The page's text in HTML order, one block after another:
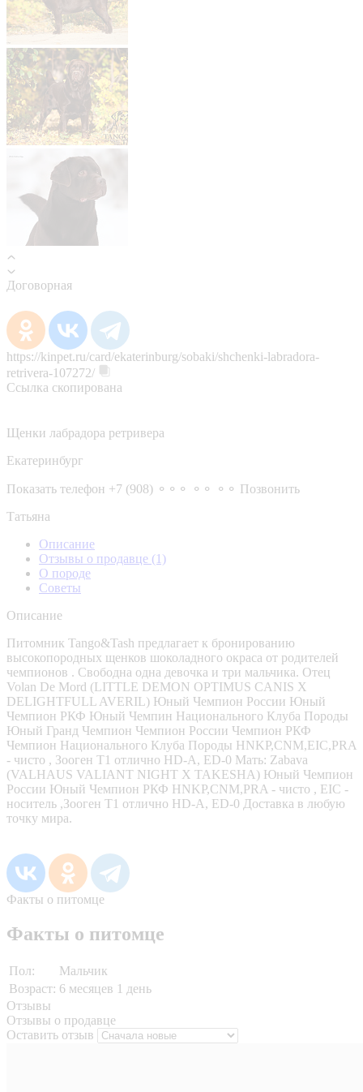
Договорная
https://kinpet.ru/card/ekaterinburg/sobaki/shchenki-labradora-
retrivera-107272/
Ссылка скопирована
Щенки лабрадора ретривера
Екатеринбург
Показать телефон +7 (908) ⚬⚬⚬ ⚬⚬ ⚬⚬ Позвонить
Татьяна
Описание
Отзывы о продавце (1)
О породе
Советы
Описание
Питомник Tango&Tash предлагает к бронированию
высокопородных щенков шоколадного окраса от родителей
чемпионов . Свободна одна девочка и три мальчика. Отец
Volan De Mord (LITTLE DEMON OPTIMUS CANIS Х
DELIGHTFULL AVERIL) Юный Чемпион России Юный
Чемпион РКФ Юный Чемпин Национального Клуба Породы
Юный Гранд Чемпион Чемпион России Чемпион РКФ
Чемпион Национального Клуба Породы HNKP,CNM,EIC,PRA
- чисто , Зооген Т1 отлично HD-A, ED-0 Мать: Zabava
(VALHAUS VALIANT NIGHT X TAKESHA) Юный Чемпион
России Юный Чемпион РКФ HNKP,CNM,PRA - чисто , EIC -
носитель ,Зооген Т1 отлично HD-A, ED-0 Доставка в любую
точку мира.
Факты о питомце
Факты о питомце
Пол:
Мальчик
Возраст: 6 месяцев 1 день
Отзывы
Отзывы о продавце
Оставить отзыв